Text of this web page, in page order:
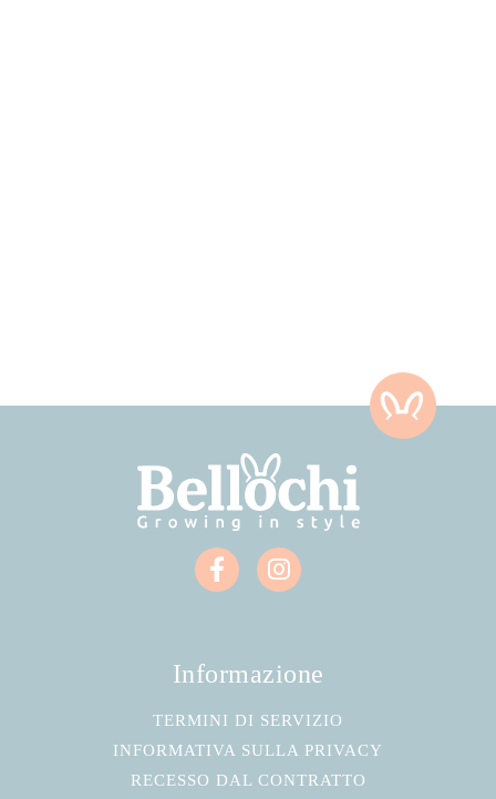
Informazione
TERMINI DI SERVIZIO
INFORMATIVA SULLA PRIVACY
RECESSO DAL CONTRATTO